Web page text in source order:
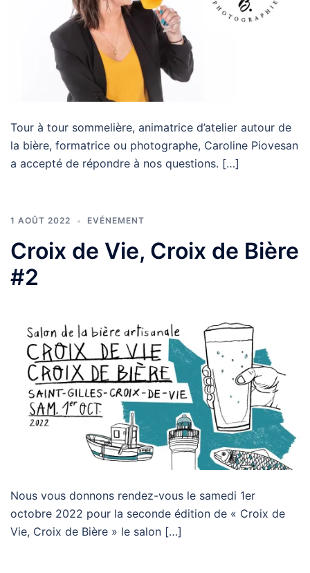
Tour à tour sommelière, animatrice d’atelier autour de
la bière, formatrice ou photographe, Caroline Piovesan
a accepté de répondre à nos questions. […]
1 AOÛT 2022 EVÉNEMENT
Croix de Vie, Croix de Bière
#2
Nous vous donnons rendez-vous le samedi 1er
octobre 2022 pour la seconde édition de « Croix de
Vie, Croix de Bière » le salon […]